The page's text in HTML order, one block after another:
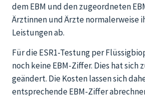
dem EBM und den zugeordneten
Ärztinnen und Ärzte normalerweise
Leistungen ab.
Für die ESR1-Testung per
noch keine EBM-Ziffer. Dies hat sich
geändert. Die Kosten lassen sich
entsprechende EBM-Ziffer